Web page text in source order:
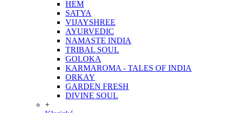
HEM
SATYA
VIJAYSHREE
AYURVEDIC
NAMASTE INDIA
TRIBAL SOUL
GOLOKA
KARMAROMA - TALES OF INDIA
ORKAY
GARDEN FRESH
DIVINE SOUL
+